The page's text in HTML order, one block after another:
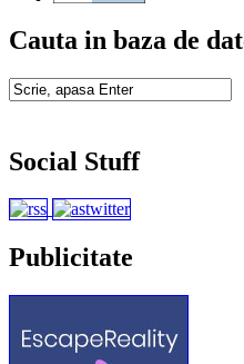
Cauta in baza de
Social Stuff
Publicitate